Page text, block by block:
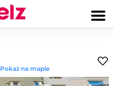
Pokaż na mapie